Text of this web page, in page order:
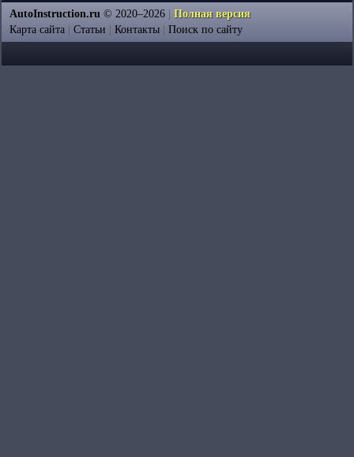
AutoInstruction.ru © 2020–2026
Полная версия
Карта сайта
Статьи Контакты Поиск по сайту